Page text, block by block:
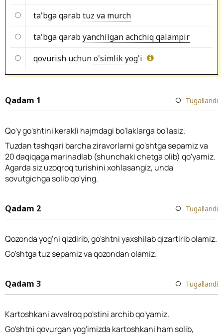
ta'bga qarabtuz va murch
ta'bga qarabyanchilgan achchiq qalampir
qovurish uchuno'simlik yog'i
Qadam 1 Tugallandi
Qo'y go'shtini kerakli hajmdagi bo'laklarga bo'lasiz.
Tuzdan tashqari barcha ziravorlarni go'shtga sepamiz va
20 daqiqaga marinadlab (shunchaki chetga olib) qo'yamiz.
Agarda siz uzoqroq turishini xohlasangiz, unda
sovutgichga solib qo'ying.
Qadam 2 Tugallandi
Qozonda yog'ni qizdirib, go'shtni yaxshilab qizartirib olamiz.
Go'shtga tuz sepamiz va qozondan olamiz.
Qadam 3 Tugallandi
Kartoshkani avvalroq po'stini archib qo'yamiz.
Go'shtni qovurgan yog'imizda kartoshkani ham solib,